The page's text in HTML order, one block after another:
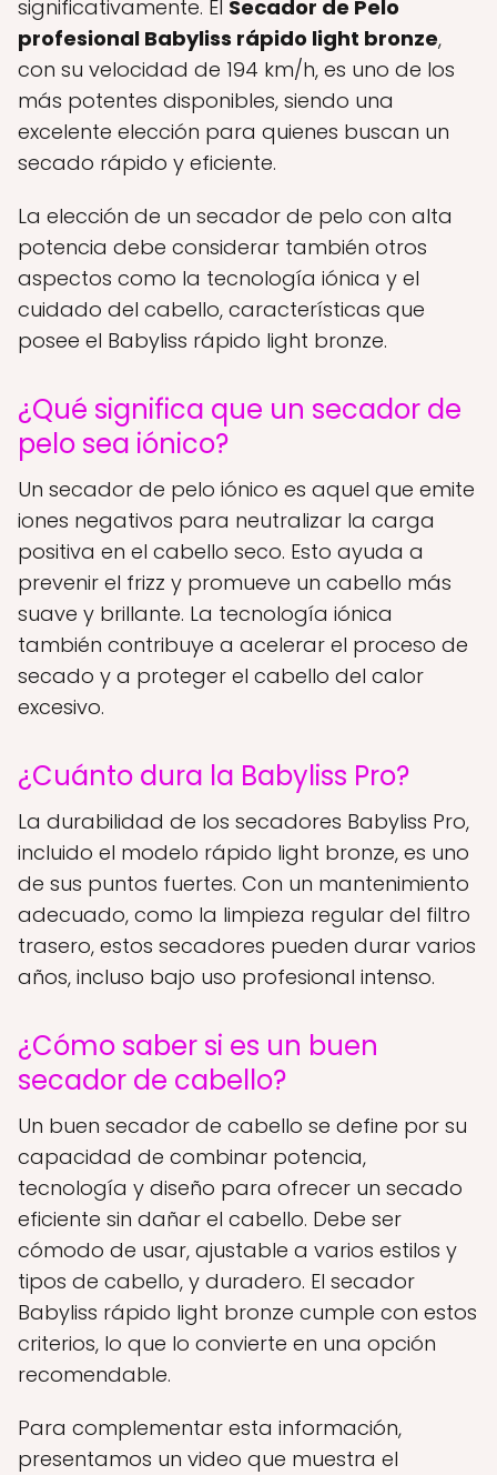
significativamente. El Secador de Pelo
profesional Babyliss rápido light bronze,
con su velocidad de 194 km/h, es uno de los
más potentes disponibles, siendo una
excelente elección para quienes buscan un
secado rápido y eficiente.
La elección de un secador de pelo con alta
potencia debe considerar también otros
aspectos como la tecnología iónica y el
cuidado del cabello, características que
posee el Babyliss rápido light bronze.
¿Qué significa que un secador de
pelo sea iónico?
Un secador de pelo iónico es aquel que emite
iones negativos para neutralizar la carga
positiva en el cabello seco. Esto ayuda a
prevenir el frizz y promueve un cabello más
suave y brillante. La tecnología iónica
también contribuye a acelerar el proceso de
secado y a proteger el cabello del calor
excesivo.
¿Cuánto dura la Babyliss Pro?
La durabilidad de los secadores Babyliss Pro,
incluido el modelo rápido light bronze, es uno
de sus puntos fuertes. Con un mantenimiento
adecuado, como la limpieza regular del filtro
trasero, estos secadores pueden durar varios
años, incluso bajo uso profesional intenso.
¿Cómo saber si es un buen
secador de cabello?
Un buen secador de cabello se define por su
capacidad de combinar potencia,
tecnología y diseño para ofrecer un secado
eficiente sin dañar el cabello. Debe ser
cómodo de usar, ajustable a varios estilos y
tipos de cabello, y duradero. El secador
Babyliss rápido light bronze cumple con estos
criterios, lo que lo convierte en una opción
recomendable.
Para complementar esta información,
presentamos un video que muestra el